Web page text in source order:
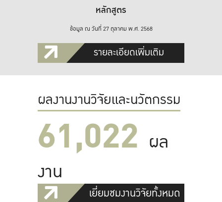
หลักสูตร
ข้อมูล ณ วันที่ 27 ตุลาคม พ.ศ. 2568
รายละเอียดเพิ่มเติม
ผลงานงานวิจัยและนวัตกรรม
61,022 ผล
งาน
เยี่ยมชมงานวิจัยทั้งหมด